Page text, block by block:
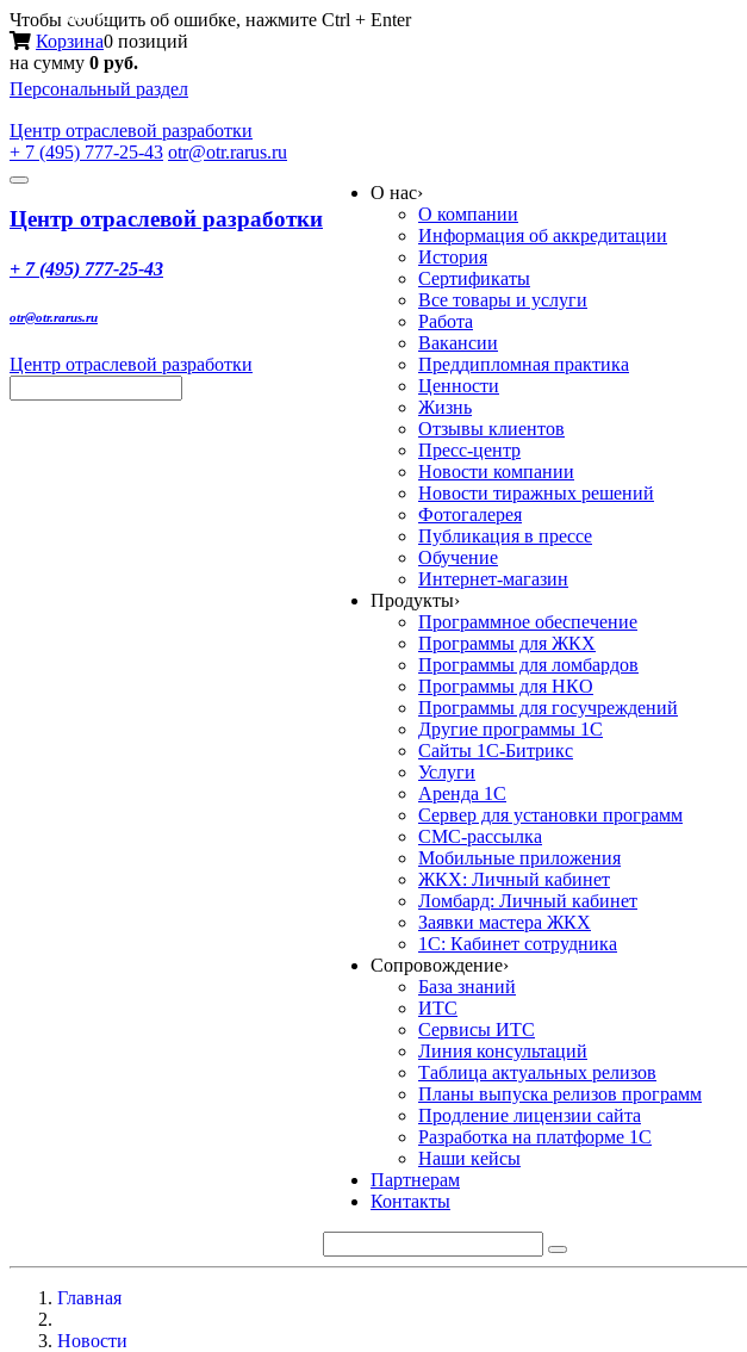
Чтобы сообщить об ошибке, нажмите Ctrl + Enter
Корзина0 позиций
на сумму 0 руб.
Персональный раздел
Центр отраслевой разработки
+ 7 (495) 777-25-43 otr@otr.rarus.ru
Toggle
Меню
Центр отраслевой разработки
+ 7 (495) 777-25-43
otr@otr.rarus.ru
Центр отраслевой разработки
О нас›
О компании
Информация об аккредитации
История
Сертификаты
Все товары и услуги
Работа
Вакансии
Преддипломная практика
Ценности
Жизнь
Отзывы клиентов
Пресс-центр
Новости компании
Новости тиражных решений
Фотогалерея
Публикация в прессе
Обучение
Интернет-магазин
Продукты›
Программное обеспечение
Программы для ЖКХ
Программы для ломбардов
Программы для НКО
Программы для госучреждений
Другие программы 1С
Сайты 1С-Битрикс
Услуги
Аренда 1С
Сервер для установки программ
СМС-рассылка
Мобильные приложения
ЖКХ: Личный кабинет
Ломбард: Личный кабинет
Заявки мастера ЖКХ
1С: Кабинет сотрудника
Сопровождение›
База знаний
ИТС
Сервисы ИТС
Линия консультаций
Таблица актуальных релизов
Планы выпуска релизов программ
Продление лицензии сайта
Разработка на платформе 1С
Наши кейсы
Партнерам
Контакты
Главная
Новости